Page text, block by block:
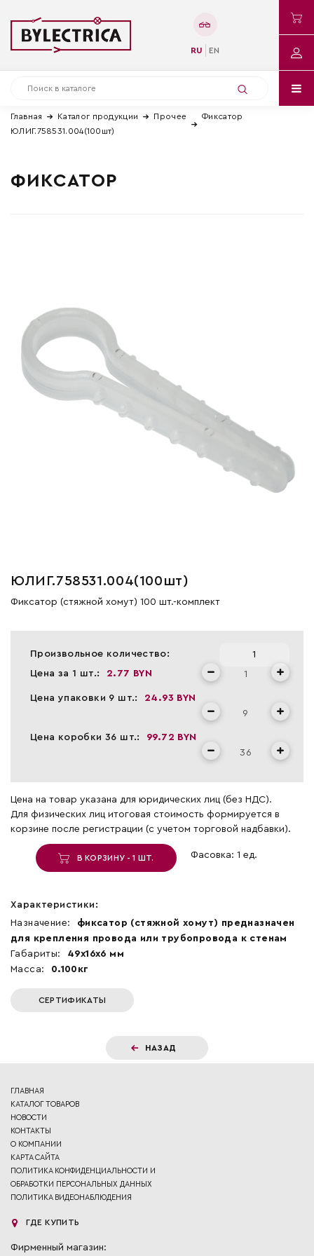
RU EN
Главная Каталог продукции Прочее
Фиксатор
ЮЛИГ.758531.004(100шт)
ФИКСАТОР
ЮЛИГ.758531.004(100шт)
Фиксатор (стяжной хомут) 100 шт.-комплект
Произвольное количество:
Цена за 1 шт.:
2.77 BYN
Цена упаковки 9 шт.: 24.93 BYN
Цена коробки 36 шт.: 99.72 BYN
Цена на товар указана для юридических лиц (без НДС).
Для физических лиц итоговая стоимость формируется в
корзине после регистрации (с учетом торговой надбавки).
В КОРЗИНУ - 1 ШТ. Фасовка: 1 ед.
Характеристики:
Назначение:
фиксатор (стяжной хомут) предназначен
для крепления провода или трубопровода к стенам
Габариты:
49x16x6 мм
Масса:
0.100кг
СЕРТИФИКАТЫ
НАЗАД
ГЛАВНАЯ
КАТАЛОГ ТОВАРОВ
НОВОСТИ
КОНТАКТЫ
О КОМПАНИИ
КАРТА САЙТА
ПОЛИТИКА КОНФИДЕНЦИАЛЬНОСТИ И
ОБРАБОТКИ ПЕРСОНАЛЬНЫХ ДАННЫХ
ПОЛИТИКА ВИДЕОНАБЛЮДЕНИЯ
ГДЕ КУПИТЬ
Фирменный магазин: